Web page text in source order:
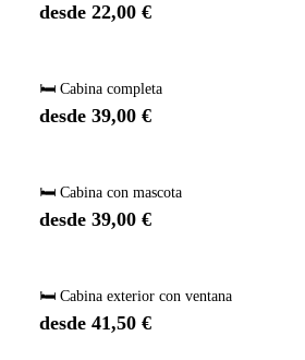
desde 22,00 €
🛏️ Cabina completa
desde 39,00 €
🛏️ Cabina con mascota
desde 39,00 €
🛏️ Cabina exterior con ventana
desde 41,50 €